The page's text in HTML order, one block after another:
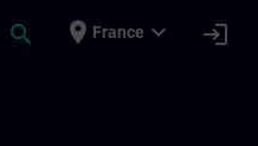
search place France expand_more login